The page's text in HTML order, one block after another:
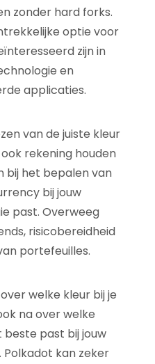
zonder hard forks.
optie voor
zijn in
en
applicaties.
van de juiste kleur
rekening houden
het bepalen van
bij jouw
past. Overweeg
risicobereidheid
portefeuilles.
welke kleur bij je
na over welke
past bij jouw
kan zeker